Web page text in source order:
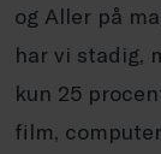
og Aller på
har vi stadig,
kun 25
film,